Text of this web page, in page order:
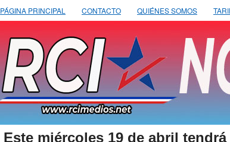
PÁGINA PRINCIPAL CONTACTO QUIÉNES SOMOS
Este miércoles 19 de abril